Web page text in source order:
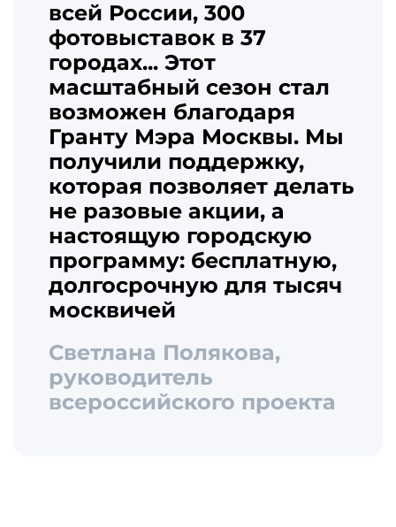
всей России, 300
фотовыставок в 37
городах... Этот
масштабный сезон стал
возможен благодаря
Гранту Мэра Москвы. Мы
получили поддержку,
которая позволяет делать
не разовые акции, а
настоящую городскую
программу: бесплатную,
долгосрочную для тысяч
москвичей
Светлана Полякова,
руководитель
всероссийского проекта